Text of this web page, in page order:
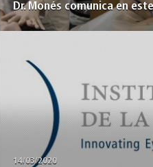
Dr. Monés comunica en
14/03/2020